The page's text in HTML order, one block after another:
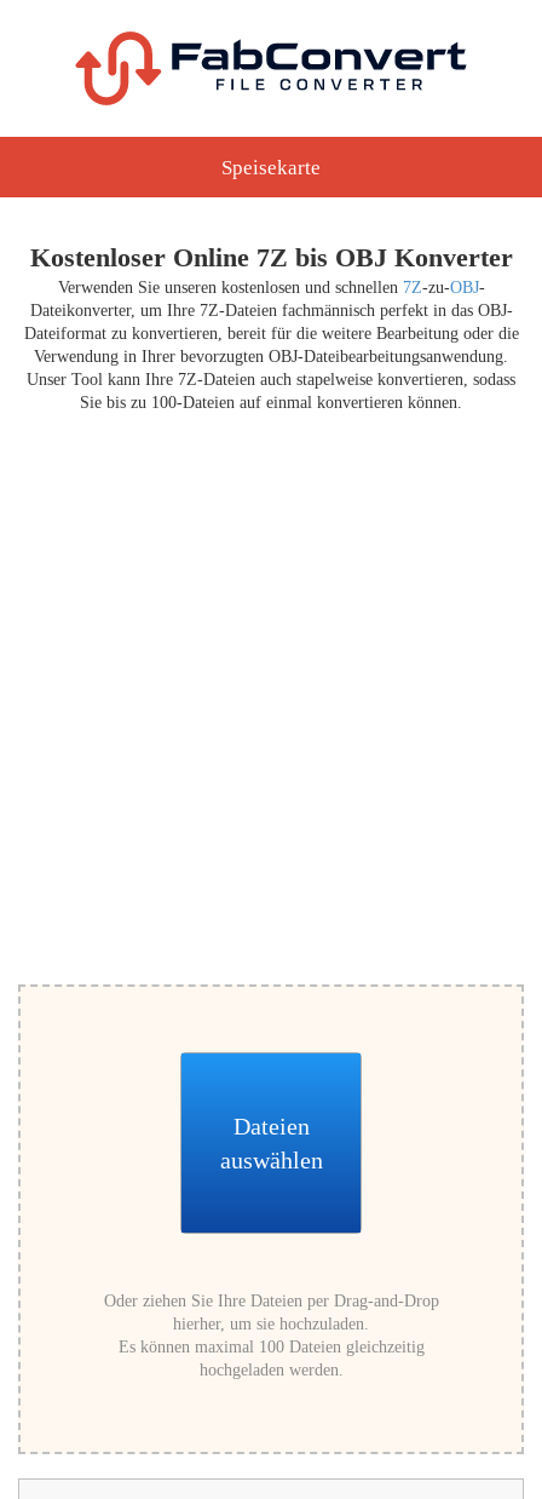
Speisekarte
Kostenloser Online 7Z bis OBJ Konverter
Verwenden Sie unseren kostenlosen und schnellen 7Z-zu-OBJ-
Dateikonverter, um Ihre 7Z-Dateien fachmännisch perfekt in das OBJ-
Dateiformat zu konvertieren, bereit für die weitere Bearbeitung oder die
Verwendung in Ihrer bevorzugten OBJ-Dateibearbeitungsanwendung.
Unser Tool kann Ihre 7Z-Dateien auch stapelweise konvertieren, sodass
Sie bis zu 100-Dateien auf einmal konvertieren können.
Dateien
auswählen
Oder ziehen Sie Ihre Dateien per Drag-and-Drop
hierher, um sie hochzuladen.
Es können maximal 100 Dateien gleichzeitig
hochgeladen werden.